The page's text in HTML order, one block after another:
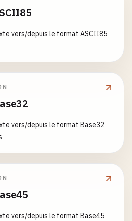
vers/depuis le format ASCII85
vers/depuis le format Base32
vers/depuis le format Base45